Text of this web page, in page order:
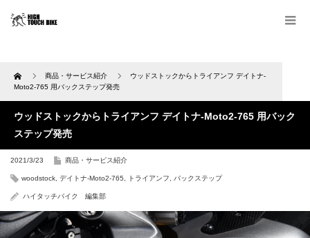
Home 商品・サービス紹介
ウッドストックからトライアンフ デイトナ-
Moto2-765 用バックステップ発売
ウッドストックからトライアンフ デイトナ-Moto2-765 用バック
ステップ発売
2021/3/23 商品・サービス紹介
woodstock デイトナ-Moto2-765 トライアンフ バックステップ
ハイタッチバイク 編集部